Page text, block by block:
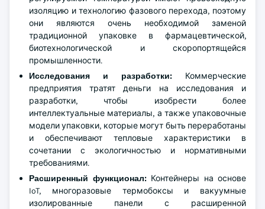
изоляцию и технологию фазового перехода, поэтому
они являются очень необходимой заменой
традиционной упаковке в фармацевтической,
биотехнологической и скоропортящейся
промышленности.
Исследования и разработки: Коммерческие
предприятия тратят деньги на исследования и
разработки, чтобы изобрести более
интеллектуальные материалы, а также упаковочные
модели упаковки, которые могут быть переработаны
и обеспечивают тепловые характеристики в
сочетании с экологичностью и нормативными
требованиями.
Расширенный функционал:Контейнеры на основе
IoT, многоразовые термобоксы и вакуумные
изолированные панели с расширенной